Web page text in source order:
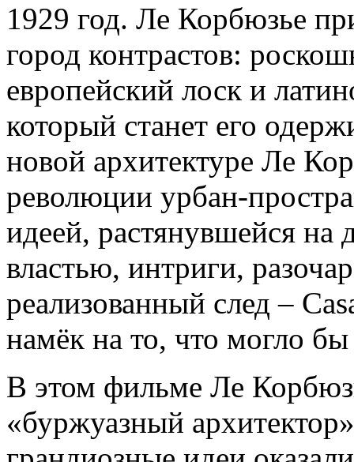
1929 год. Ле Корбюзье
город контрастов:
европейский лоск и
который станет его
новой архитектуре Ле
революции урбан-
идеей, растянувшейся на
властью, интриги,
реализованный след –
намёк на то, что могло
В этом фильме Ле
«буржуазный